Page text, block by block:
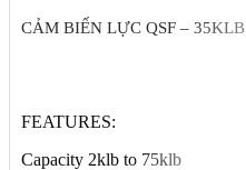
CẢM BIẾN LỰC QSF – 35KLB
FEATURES:
Capacity 2klb to 75klb